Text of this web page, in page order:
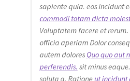
sapiente quia. eos incidunt
commodi totam dicta
Voluptatem facere et rerum.
officia aperiam Dolor
autem dolores Quo quo aut
perferendis. sit minus
soluta a. Ratione ut incidunt